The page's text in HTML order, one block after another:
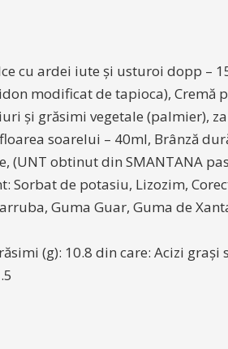
cu ardei iute și usturoi dopp –
modificat de tapioca), Cremă
și grăsimi vegetale (palmier),
soarelui – 40ml, Brânză
(UNT obtinut din SMANTANA
Sorbat de potasiu, Lizozim,
Guma Guar, Guma de
(g): 10.8 din care: Acizi